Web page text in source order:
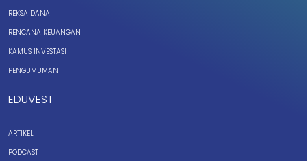
REKSA DANA
RENCANA KEUANGAN
KAMUS INVESTASI
PENGUMUMAN
EDUVEST
ARTIKEL
PODCAST